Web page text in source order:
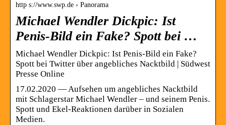
http s://www.swp.de › Panorama
Michael Wendler Dickpic: Ist
Penis-Bild ein Fake? Spott bei …
Michael Wendler Dickpic: Ist Penis-Bild ein Fake?
Spott bei Twitter über angebliches Nacktbild | Südwest
Presse Online
17.02.2020 — Aufsehen um angebliches Nacktbild
mit Schlagerstar Michael Wendler – und seinem Penis.
Spott und Ekel-Reaktionen darüber in Sozialen
Medien.